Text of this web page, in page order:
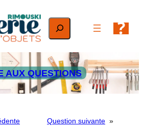
Rechercher
AUX QUESTIONS
Question suivante »